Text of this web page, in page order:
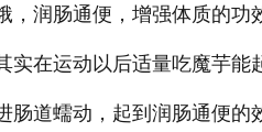
，润肠通便，增强体质的
实在运动以后适量吃魔芋
肠道蠕动，起到润肠通便